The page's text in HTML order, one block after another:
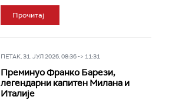
Прочитај
ПЕТАК, 31. ЈУЛ 2026, 08:36 -> 11:31
Преминуо Франко Барези,
легендарни капитен Милана и
Италије